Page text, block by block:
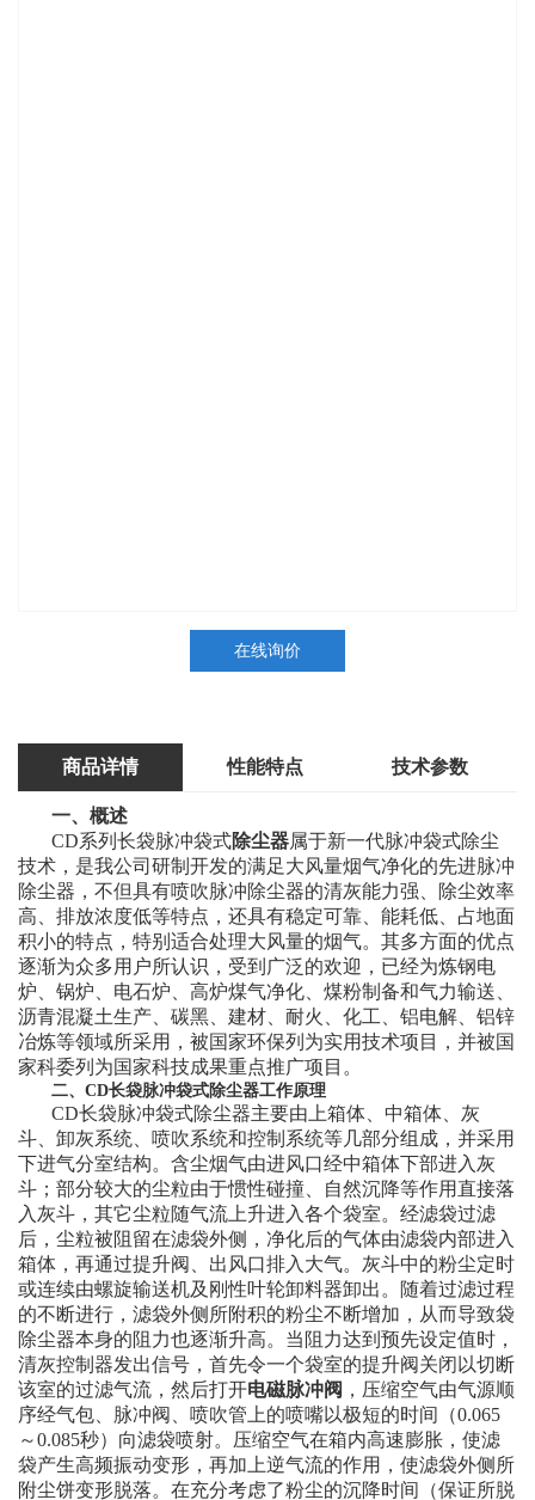
在线询价
商品详情 性能特点 技术参数
一、概述
CD系列长袋脉冲袋式除尘器属于新一代脉冲袋式除尘
技术，是我公司研制开发的满足大风量烟气净化的先进脉冲
除尘器，不但具有喷吹脉冲除尘器的清灰能力强、除尘效率
高、排放浓度低等特点，还具有稳定可靠、能耗低、占地面
积小的特点，特别适合处理大风量的烟气。其多方面的优点
逐渐为众多用户所认识，受到广泛的欢迎，已经为炼钢电
炉、锅炉、电石炉、高炉煤气净化、煤粉制备和气力输送、
沥青混凝土生产、碳黑、建材、耐火、化工、铝电解、铝锌
冶炼等领域所采用，被国家环保列为实用技术项目，并被国
家科委列为国家科技成果重点推广项目。
二、CD长袋脉冲袋式除尘器工作原理
CD长袋脉冲袋式除尘器主要由上箱体、中箱体、灰
斗、卸灰系统、喷吹系统和控制系统等几部分组成，并采用
下进气分室结构。含尘烟气由进风口经中箱体下部进入灰
斗；部分较大的尘粒由于惯性碰撞、自然沉降等作用直接落
入灰斗，其它尘粒随气流上升进入各个袋室。经滤袋过滤
后，尘粒被阻留在滤袋外侧，净化后的气体由滤袋内部进入
箱体，再通过提升阀、出风口排入大气。灰斗中的粉尘定时
或连续由螺旋输送机及刚性叶轮卸料器卸出。随着过滤过程
的不断进行，滤袋外侧所附积的粉尘不断增加，从而导致袋
除尘器本身的阻力也逐渐升高。当阻力达到预先设定值时，
清灰控制器发出信号，首先令一个袋室的提升阀关闭以切断
该室的过滤气流，然后打开电磁脉冲阀 ，压缩空气由气源顺
序经气包、脉冲阀、喷吹管上的喷嘴以极短的时间（0.065
～0.085秒）向滤袋喷射。压缩空气在箱内高速膨胀，使滤
袋产生高频振动变形，再加上逆气流的作用，使滤袋外侧所
附尘饼变形脱落。在充分考虑了粉尘的沉降时间（保证所脱